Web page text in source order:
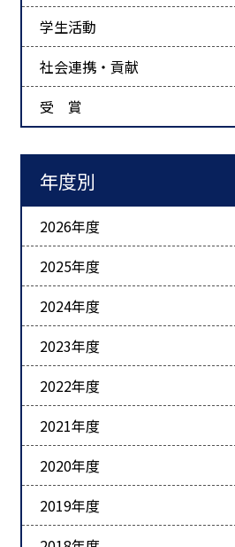
学生活動
社会連携・貢献
受 賞
年度別
2026年度
2025年度
2024年度
2023年度
2022年度
2021年度
2020年度
2019年度